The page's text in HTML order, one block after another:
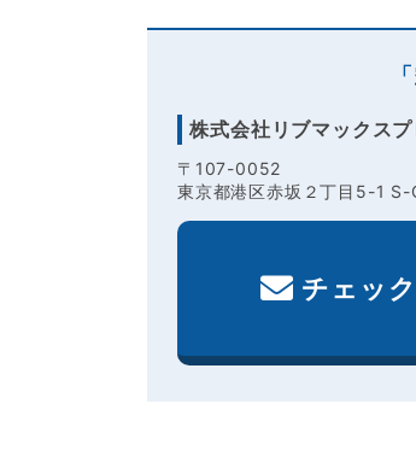
株式会社リブマックス
〒107-0052
東京都港区赤坂２丁目5-1 S-
チェッ